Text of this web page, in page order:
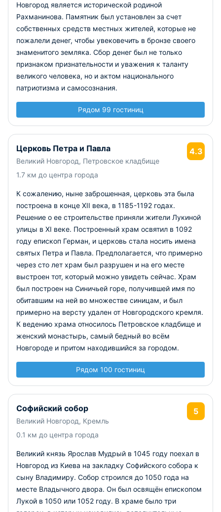
Новгород является исторической родиной
Рахманинова. Памятник был установлен за счет
собственных средств местных жителей, которые не
пожалели денег, чтобы увековечить в бронзе своего
знаменитого земляка. Сбор денег был не только
признаком признательности и уважения к таланту
великого человека, но и актом национального
патриотизма и самосознания.
Рядом 99 гостиниц
Церковь Петра и Павла
Великий Новгород, Петровское кладбище
1.7 км до центра города
4.3
К сожалению, ныне заброшенная, церковь эта была
построена в конце XII века, в 1185-1192 годах.
Решение о ее строительстве приняли жители Лукиной
улицы в XI веке. Построенный храм освятил в 1092
году епископ Герман, и церковь стала носить имена
святых Петра и Павла. Предполагается, что примерно
через сто лет храм был разрушен и на его месте
выстроен тот, который можно увидеть сейчас. Храм
был построен на Синичьей горе, получившей имя по
обитавшим на ней во множестве синицам, и был
примерно на версту удален от Новгородского кремля.
К ведению храма относилось Петровское кладбище и
женский монастырь, самый бедный во всём
Новгороде и притом находившийся за городом.
Рядом 100 гостиниц
Софийский собор
Великий Новгород, Кремль
0.1 км до центра города
5
Великий князь Ярослав Мудрый в 1045 году поехал в
Новгород из Киева на закладку Софийского собора к
сыну Владимиру. Собор строился до 1050 года на
месте Владычного двора. Он был освящён епископом
Лукой в 1050 или 1052 году. В храме было три